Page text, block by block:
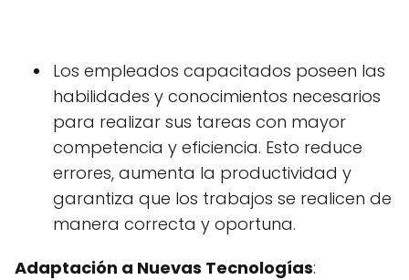
Los empleados capacitados poseen las
habilidades y conocimientos necesarios
para realizar sus tareas con mayor
competencia y eficiencia. Esto reduce
errores, aumenta la productividad y
garantiza que los trabajos se realicen de
manera correcta y oportuna.
Adaptación a Nuevas Tecnologías: